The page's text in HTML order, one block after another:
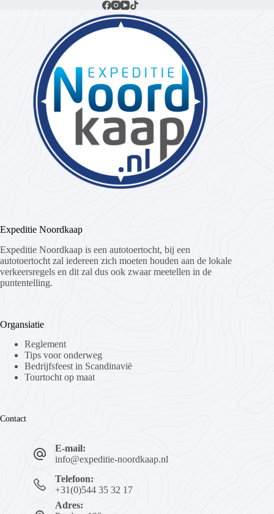
Expeditie Noordkaap
Expeditie Noordkaap is een autotoertocht, bij een
autotoertocht zal iedereen zich moeten houden aan de lokale
verkeersregels en dit zal dus ook zwaar meetellen in de
puntentelling.
Organsiatie
Reglement
Tips voor onderweg
Bedrijfsfeest in Scandinavië
Tourtocht op maat
Contact
E-mail:
info@expeditie-noordkaap.nl
Telefoon:
+31(0)544 35 32 17
Adres: